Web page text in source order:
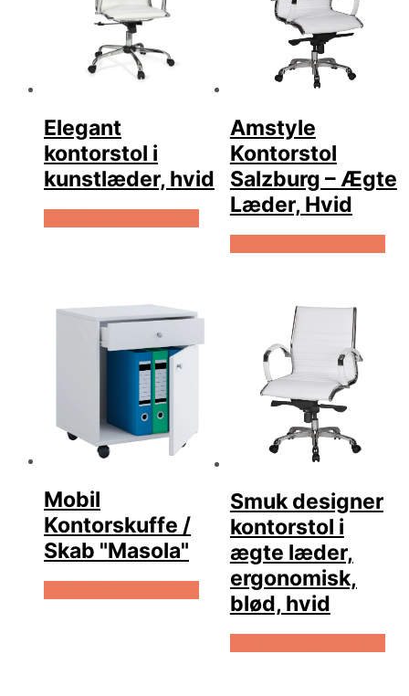
Elegant
kontorstol i
kunstlæder, hvid
Amstyle
Kontorstol
Salzburg – Ægte
Læder, Hvid
Mobil
Kontorskuffe /
Skab "Masola"
Smuk designer
kontorstol i
ægte læder,
ergonomisk,
blød, hvid